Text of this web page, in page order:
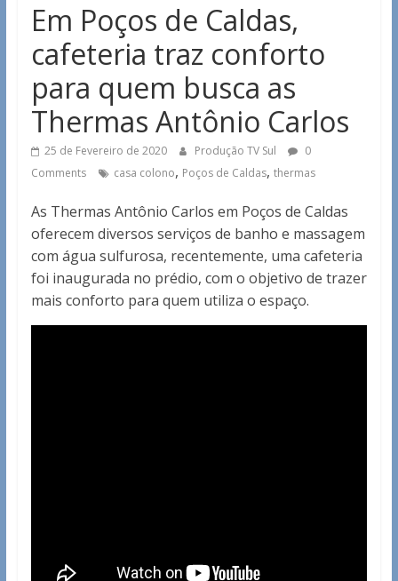
Em Poços de Caldas,
cafeteria traz conforto
para quem busca as
Thermas Antônio Carlos
25 de Fevereiro de 2020 Produção TV Sul
0
Comments
casa colono, Poços de Caldas, thermas
As Thermas Antônio Carlos em Poços de Caldas
oferecem diversos serviços de banho e massagem
com água sulfurosa, recentemente, uma cafeteria
foi inaugurada no prédio, com o objetivo de trazer
mais conforto para quem utiliza o espaço.